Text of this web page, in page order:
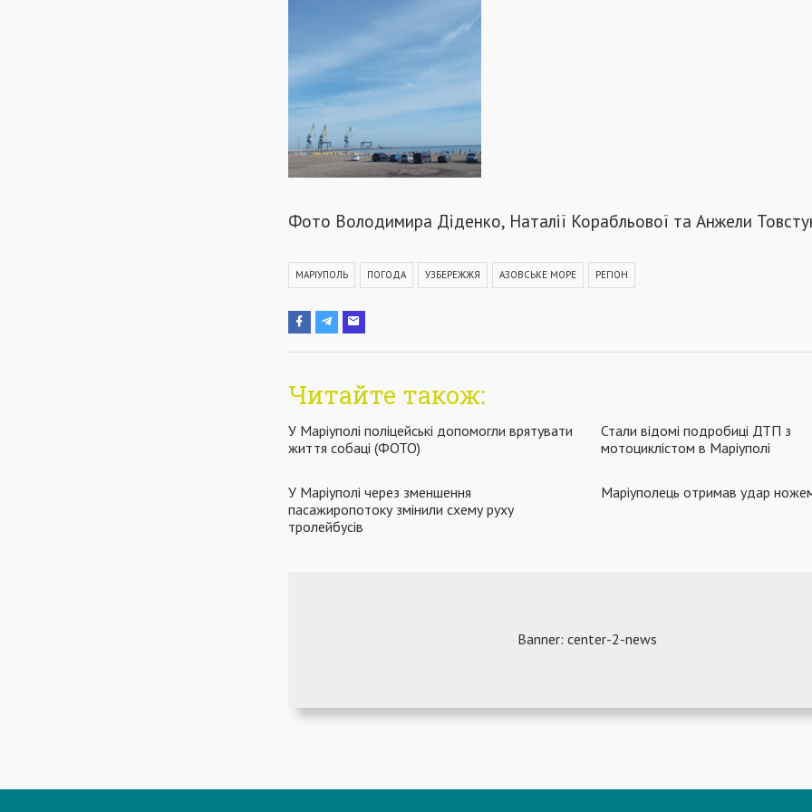
Фото Володимира Діденко, Наталії Корабльової та Анжели
МАРІУПОЛЬ ПОГОДА УЗБЕРЕЖЖЯ АЗОВСЬКЕ МОРЕ РЕГІОН
Читайте також:
У Маріуполі поліцейські допомогли врятувати
життя собаці (ФОТО)
Стали відомі подробиці ДТП з
мотоциклістом в Маріуполі
У Маріуполі через зменшення
пасажиропотоку змінили схему руху
тролейбусів
Маріуполець отримав удар